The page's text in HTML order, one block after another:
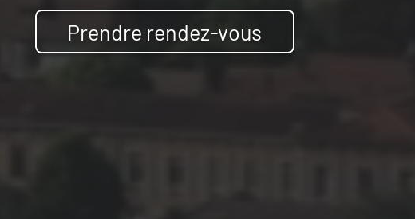
Prendre rendez-vous